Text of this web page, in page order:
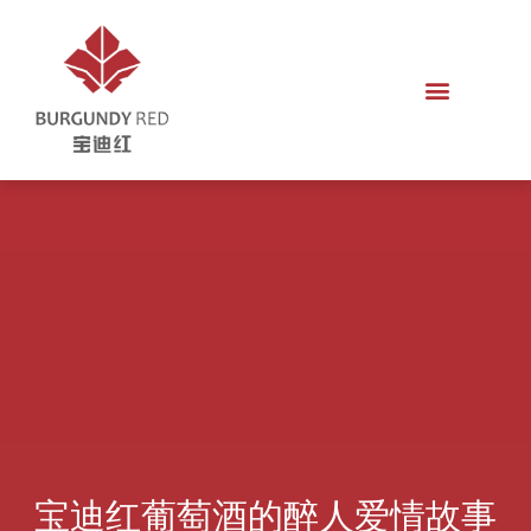
宝迪红葡萄酒的醉人爱情故事